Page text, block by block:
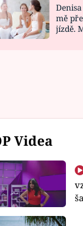
mě
jízdě.
Videa